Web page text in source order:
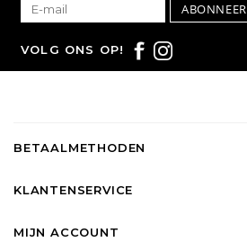
ABONNEER
VOLG ONS OP!
BETAALMETHODEN
KLANTENSERVICE
MIJN ACCOUNT